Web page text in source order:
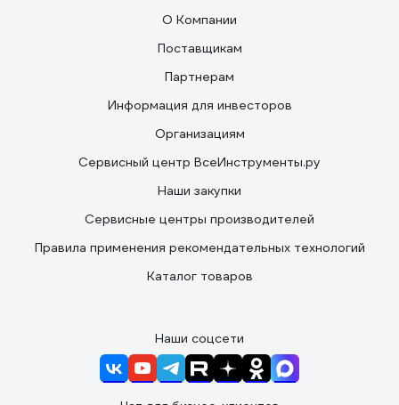
О Компании
Поставщикам
Партнерам
Информация для инвесторов
Организациям
Сервисный центр ВсеИнструменты.ру
Наши закупки
Сервисные центры производителей
Правила применения рекомендательных технологий
Каталог товаров
Наши соцсети